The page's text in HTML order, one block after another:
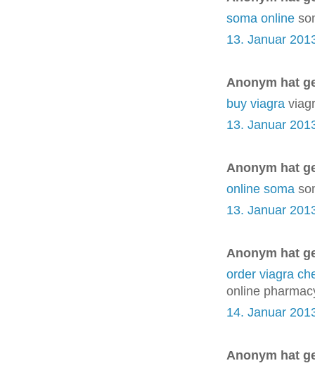
soma online
13. Januar
Anonym hat
buy viagra
13. Januar
Anonym hat
online soma
13. Januar
Anonym hat
order viagra
online
14. Januar
Anonym hat